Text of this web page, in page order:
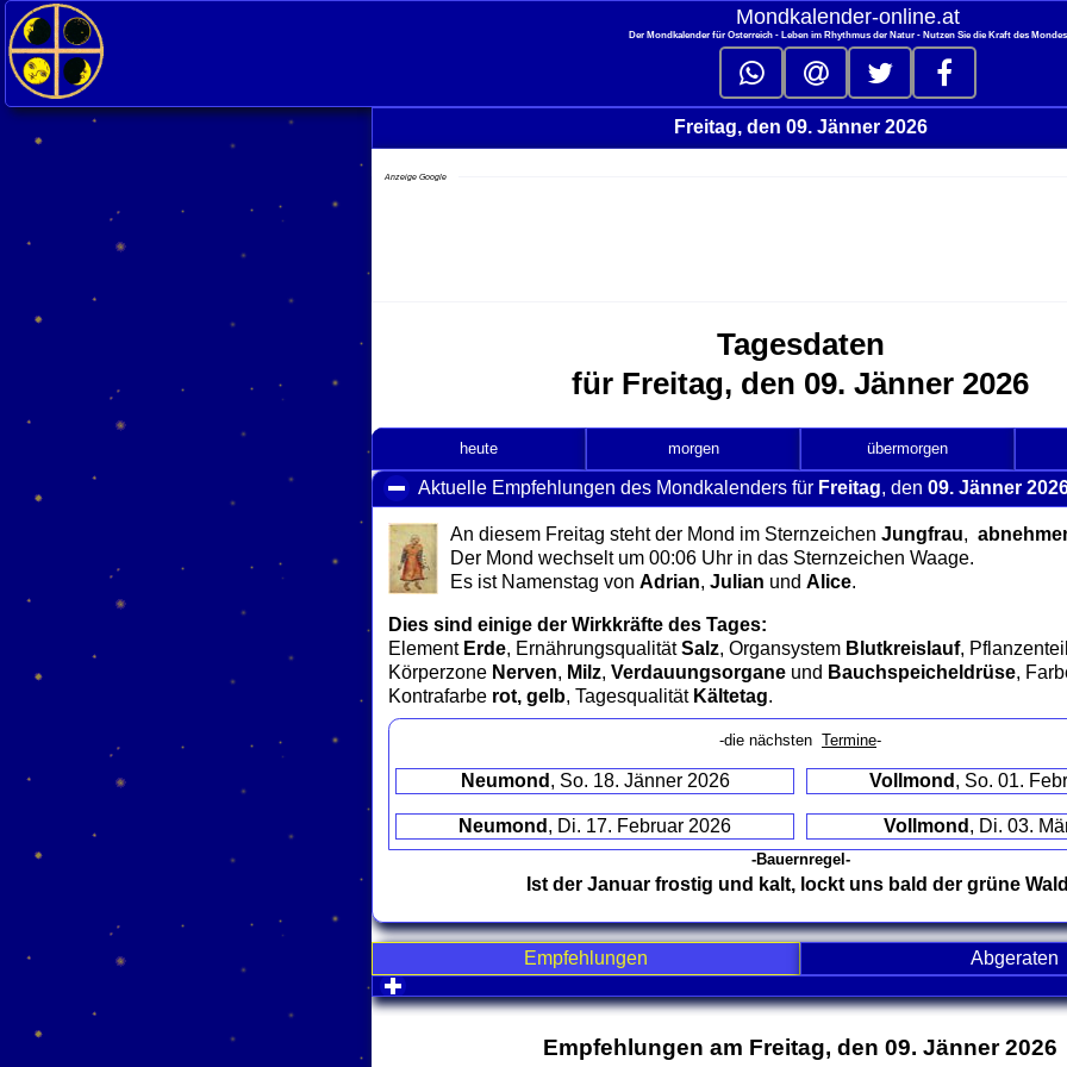
< Mondkalender‑online.at
Der Mondkalender für Österreich - Leben im Rhythmus der Natur - Nutzen Sie die Kraft des Mondes
Freitag, den 09. Jänner 2026
Anzeige Google
Tagesdaten
für Freitag, den 09. Jänner 2026
heute morgen übermorgen
Aktuelle Empfehlungen des Mondkalenders für Freitag, den09. Jänner
An diesem Freitag steht der Mond im Sternzeichen Jungfrau,
Der Mond wechselt um 00:06 Uhr in das Sternzeichen Waage.
Es ist Namenstag von Adrian, Julian und Alice.
Dies sind einige der Wirkkräfte des Tages:
Element Erde, ErnährungsqualitätSalz, Organsystem Blutkreislauf, Pflanzenteil
Körperzone Nerven, Milz, Verdauungsorgane und Bauchspeicheldrüse,
Kontrafarbe rot, gelb, Tagesqualität Kältetag.
-die nächsten Termine-
Neumond , So. 18. Jänner 2026 Vollmond , So. 01.
Neumond , Di. 17. Februar 2026 Vollmond , Di. 03.
-Bauernregel-
Ist der Januar frostig und kalt, lockt uns bald der grüne
Empfehlungen
Abgeraten
click to expand contents
Empfehlungen am Freitag, den 09. Jänner 2026